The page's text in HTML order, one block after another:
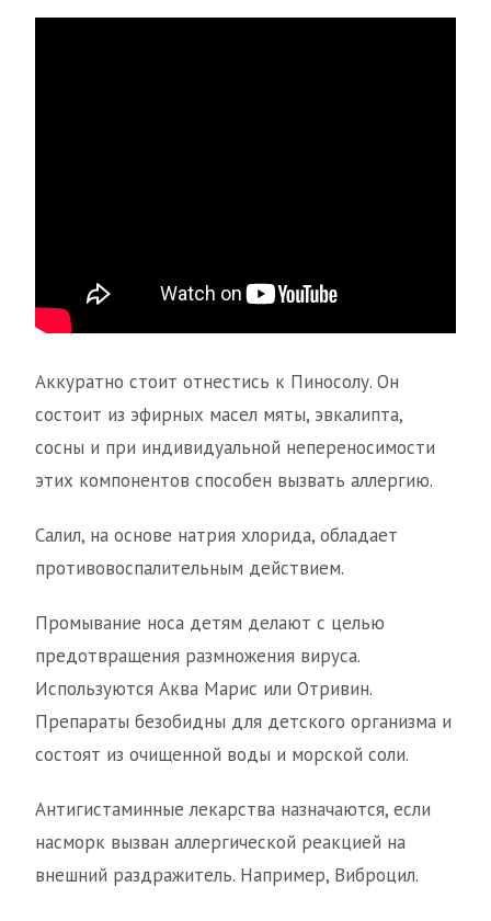
Аккуратно стоит отнестись к Пиносолу. Он
состоит из эфирных масел мяты, эвкалипта,
сосны и при индивидуальной непереносимости
этих компонентов способен вызвать аллергию.
Салил, на основе натрия хлорида, обладает
противовоспалительным действием.
Промывание носа детям делают с целью
предотвращения размножения вируса.
Используются Аква Марис или Отривин.
Препараты безобидны для детского организма и
состоят из очищенной воды и морской соли.
Антигистаминные лекарства назначаются, если
насморк вызван аллергической реакцией на
внешний раздражитель. Например, Виброцил.